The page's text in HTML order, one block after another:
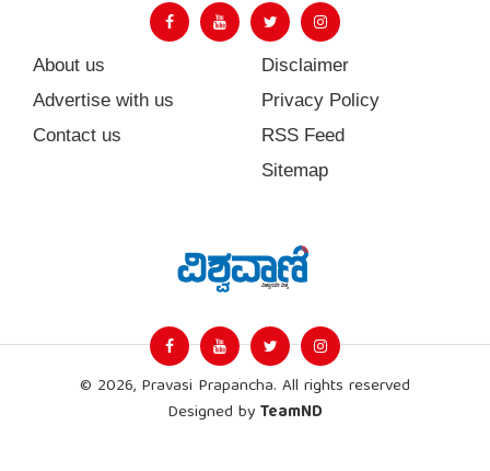
About us
Advertise with us
Contact us
Disclaimer
Privacy Policy
RSS Feed
Sitemap
© 2026, Pravasi Prapancha. All rights reserved
Designed byTeamND